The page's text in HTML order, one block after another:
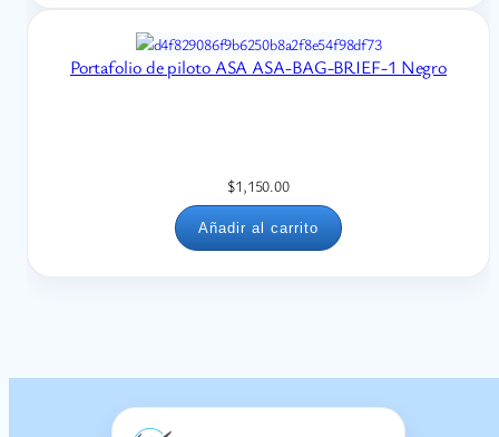
Portafolio de piloto ASA ASA-BAG-BRIEF-1 Negro
$1,150.00
Añadir al carrito